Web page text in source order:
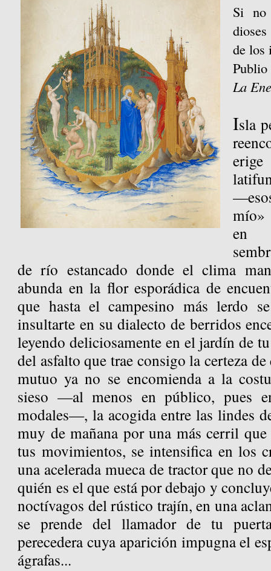
Si no
de los
La
Isla
mío»
en
de río estancado donde el clima
abunda en la flor esporádica de
que hasta el campesino más lerdo
insultarte en su dialecto de berridos
leyendo deliciosamente en el jardín de
del asfalto que trae consigo la certeza
mutuo ya no se encomienda a la
sieso —al menos en público, pues
modales—, la acogida entre las lindes
muy de mañana por una más cerril
tus movimientos, se intensifica en los
una acelerada mueca de tractor que no
quién es el que está por debajo y
noctívagos del rústico trajín, en una
se prende del llamador de tu
perecedera cuya aparición impugna el
ágrafas...